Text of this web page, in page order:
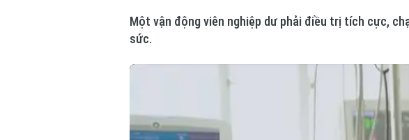
An ninh trật tựẨm thực Người Việt 4 phương
Doanh nghiệpĐất đai
Một vận động viên nghiệp dư phải điều trị tích cực,
sức.